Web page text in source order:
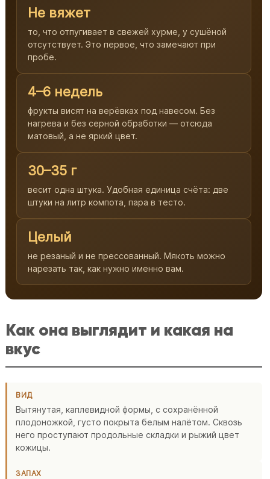
Не вяжет
то, что отпугивает в свежей хурме, у сушёной
отсутствует. Это первое, что замечают при
пробе.
4–6 недель
фрукты висят на верёвках под навесом. Без
нагрева и без серной обработки — отсюда
матовый, а не яркий цвет.
30–35 г
весит одна штука. Удобная единица счёта: две
штуки на литр компота, пара в тесто.
Целый
не резаный и не прессованный. Мякоть можно
нарезать так, как нужно именно вам.
Как она выглядит и какая на
вкус
ВИД
Вытянутая, каплевидной формы, с сохранённой
плодоножкой, густо покрыта белым налётом. Сквозь
него проступают продольные складки и рыжий цвет
кожицы.
ЗАПАХ